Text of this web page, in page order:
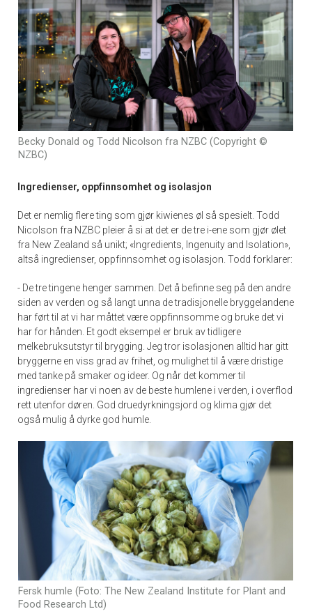
Becky Donald og Todd Nicolson fra NZBC (Copyright ©
NZBC)
Ingredienser, oppfinnsomhet og isolasjon
Det er nemlig flere ting som gjør kiwienes øl så spesielt. Todd
Nicolson fra NZBC pleier å si at det er de tre i-ene som gjør ølet
fra New Zealand så unikt; «Ingredients, Ingenuity and Isolation»,
altså ingredienser, oppfinnsomhet og isolasjon. Todd forklarer:
- De tre tingene henger sammen. Det å befinne seg på den andre
siden av verden og så langt unna de tradisjonelle bryggelandene
har ført til at vi har måttet være oppfinnsomme og bruke det vi
har for hånden. Et godt eksempel er bruk av tidligere
melkebruksutstyr til brygging. Jeg tror isolasjonen alltid har gitt
bryggerne en viss grad av frihet, og mulighet til å være dristige
med tanke på smaker og ideer. Og når det kommer til
ingredienser har vi noen av de beste humlene i verden, i overflod
rett utenfor døren. God druedyrkningsjord og klima gjør det
også mulig å dyrke god humle.
Fersk humle (Foto: The New Zealand Institute for Plant and
Food Research Ltd)